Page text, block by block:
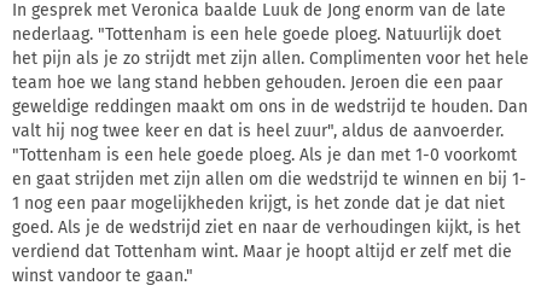
In gesprek met Veronica baalde Luuk de Jong enorm van de late
nederlaag. "Tottenham is een hele goede ploeg. Natuurlijk doet
het pijn als je zo strijdt met zijn allen. Complimenten voor het hele
team hoe we lang stand hebben gehouden. Jeroen die een paar
geweldige reddingen maakt om ons in de wedstrijd te houden. Dan
valt hij nog twee keer en dat is heel zuur", aldus de aanvoerder.
"Tottenham is een hele goede ploeg. Als je dan met 1-0 voorkomt
en gaat strijden met zijn allen om die wedstrijd te winnen en bij 1-
1 nog een paar mogelijkheden krijgt, is het zonde dat je dat niet
goed. Als je de wedstrijd ziet en naar de verhoudingen kijkt, is het
verdiend dat Tottenham wint. Maar je hoopt altijd er zelf met die
winst vandoor te gaan."